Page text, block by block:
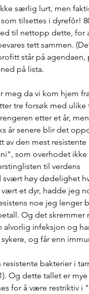
særlig lurt, men
tilsettes i dyrefôr!
til nettopp dette, for
tett sammen.
står på
på lista.
da vi kom hjem
tre forsøk med
etter et år,
år senere blir det
av den mest
som overhodet
til verdens
svært høy dødelighet
et dyr, hadde jeg
noe jeg lenger
Og det
alvorlig infeksjon og
og får enn
bakterier i
Og dette tallet er
for å være restriktiv